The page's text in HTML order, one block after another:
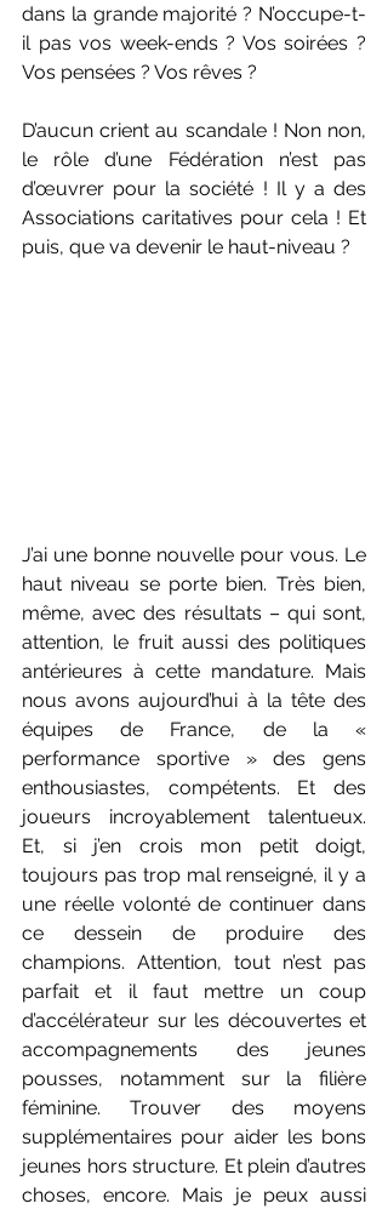
dans la grande majorité ? N’occupe-t-
il pas vos week-ends ? Vos soirées ?
Vos pensées ? Vos rêves ?
D’aucun crient au scandale ! Non non,
le rôle d’une Fédération n’est pas
d’œuvrer pour la société ! Il y a des
Associations caritatives pour cela ! Et
puis, que va devenir le haut-niveau ?
J’ai une bonne nouvelle pour vous. Le
haut niveau se porte bien. Très bien,
même, avec des résultats – qui sont,
attention, le fruit aussi des politiques
antérieures à cette mandature. Mais
nous avons aujourd’hui à la tête des
équipes de France, de la «
performance sportive » des gens
enthousiastes, compétents. Et des
joueurs incroyablement talentueux.
Et, si j’en crois mon petit doigt,
toujours pas trop mal renseigné, il y a
une réelle volonté de continuer dans
ce dessein de produire des
champions. Attention, tout n’est pas
parfait et il faut mettre un coup
d’accélérateur sur les découvertes et
accompagnements des jeunes
pousses, notamment sur la filière
féminine. Trouver des moyens
supplémentaires pour aider les bons
jeunes hors structure. Et plein d’autres
choses, encore. Mais je peux aussi